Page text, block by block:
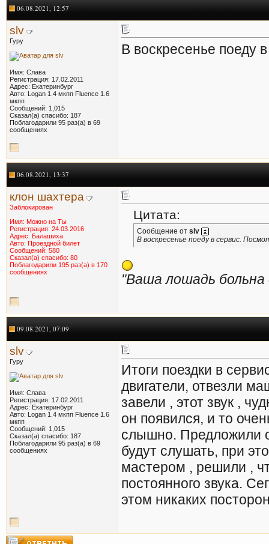
06.08.2021, 12:57
slv
Гуру
Имя: Слава
Регистрация: 17.02.2011
Адрес: Екатеринбург
Авто: Logan 1.4 мкпп Fluence 1.6
мкпп
Сообщений: 1,015
Сказал(а) спасибо: 187
Поблагодарили 95 раз(а) в 69
сообщениях
В воскресенье поеду
06.08.2021, 13:37
клон шахтера
Заблокирован
Имя: Можно на Ты
Регистрация: 24.03.2016
Адрес: Балашиха
Авто: Проездной билет
Сообщений: 580
Сказал(а) спасибо: 80
Поблагодарили 195 раз(а) в 170
сообщениях
Цитата:
Сообщение от slv
В воскресенье поеду в сервис.
"Ваша лошадь
09.08.2021, 07:09
slv
Гуру
Имя: Слава
Регистрация: 17.02.2011
Адрес: Екатеринбург
Авто: Logan 1.4 мкпп Fluence 1.6
мкпп
Сообщений: 1,015
Сказал(а) спасибо: 187
Поблагодарили 95 раз(а) в 69
сообщениях
Итоги поездки в
двигатели, отвезли
завели , этот звук ,
он появился, и то
слышно. Предложили
будут слушать, при
мастером , решили ,
постоянного звука.
этом никаких